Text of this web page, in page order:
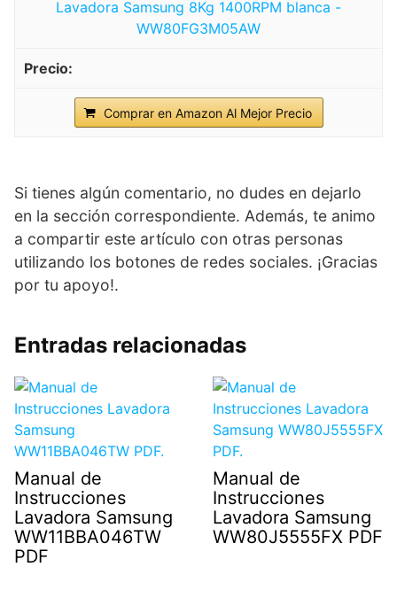
Lavadora Samsung 8Kg 1400RPM blanca -
WW80FG3M05AW
Comprar en Amazon Al Mejor Precio
Si tienes algún comentario, no dudes en dejarlo
en la sección correspondiente. Además, te animo
a compartir este artículo con otras personas
utilizando los botones de redes sociales. ¡Gracias
por tu apoyo!.
Entradas relacionadas
Manual de
Instrucciones
Lavadora Samsung
WW11BBA046TW
PDF
Manual de
Instrucciones
Lavadora Samsung
WW80J5555FX PDF